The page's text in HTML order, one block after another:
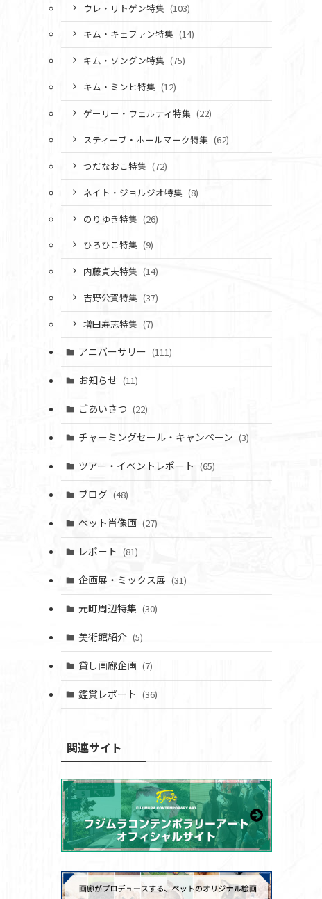
ウレ・リトゲン特集 (103)
キム・キェファン特集 (14)
キム・ソングン特集 (75)
キム・ミンヒ特集 (12)
ゲーリー・ウェルティ特集 (22)
スティーブ・ホールマーク特集 (62)
つだなおこ特集 (72)
ネイト・ジョルジオ特集 (8)
のりゆき特集 (26)
ひろひこ特集 (9)
内藤貞夫特集 (14)
吉野公賀特集 (37)
増田寿志特集 (7)
アニバーサリー (111)
お知らせ (11)
ごあいさつ (22)
チャーミングセール・キャンペーン (3)
ツアー・イベントレポート (65)
ブログ (48)
ペット肖像画 (27)
レポート (81)
企画展・ミックス展 (31)
元町周辺特集 (30)
美術館紹介 (5)
貸し画廊企画 (7)
鑑賞レポート (36)
関連サイト